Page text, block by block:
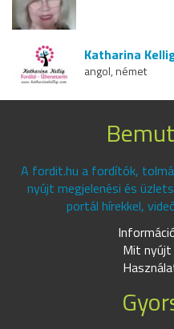
Katharina
angol, német
A fordit.hu a fordítók,
nyújt megjelenési és
portál hírekkel,
Mit